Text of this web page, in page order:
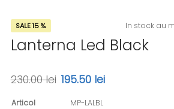
SALE 15 % In stock au
Lanterna Led Black
230.00 lei 195.50 lei
Articol
MP-LALBL